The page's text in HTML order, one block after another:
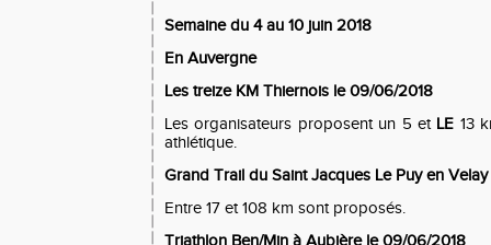
Semaine du 4 au 10 juin 2018
En Auvergne
Les treize KM Thiernois le 09/06/2018
Les organisateurs proposent un 5 et LE 13
athlétique.
Grand Trail du Saint Jacques Le Puy en
Entre 17 et 108 km sont proposés.
Triathlon Ben/Min à Aubière le 09/06/2018